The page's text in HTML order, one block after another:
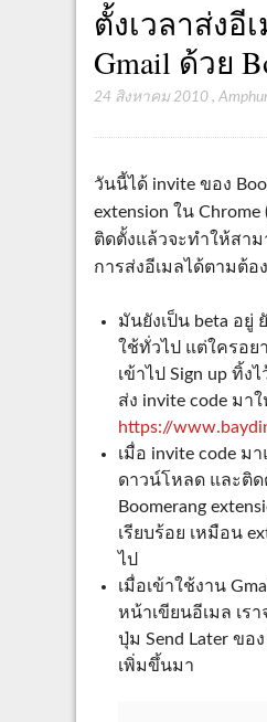
ตั้งเวลาส่งอี
Gmail ด้วย
24 สิงหาคม 2010,
วันนี้ได้ invite ของ
extension ใน Chrome
ติดตั้งแล้วจะทำให้สาม
การส่งอีเมลได้ตามต้อ
มันยังเป็น beta อยู่
ใช้ทั่วไป แต่ใครอย
เข้าไป Sign up ทิ้งไ
ส่ง invite code มา
https://
เมื่อ invite code มา
ดาวน์โหลด และติด
Boomerang
เรียบร้อย เหมือน
ไป
เมื่อเข้าใช้งาน
หน้าเขียนอีเมล เรา
ปุ่ม Send Later ของ
เพิ่มขึ้นมา